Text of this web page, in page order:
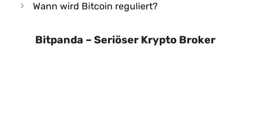
Wann wird Bitcoin reguliert?
Bitpanda – Seriöser Krypto Broker